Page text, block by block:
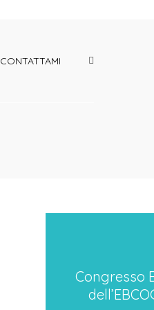
CONTATTAMI
Congresso
Congresso